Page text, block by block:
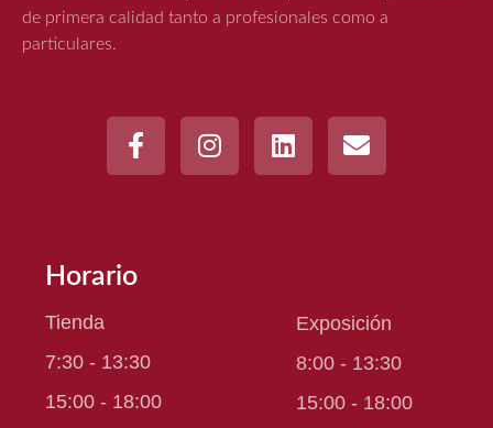
de primera calidad tanto a profesionales como a
particulares.
Horario
Tienda
7:30 - 13:30
15:00 - 18:00
Exposición
8:00 - 13:30
15:00 - 18:00